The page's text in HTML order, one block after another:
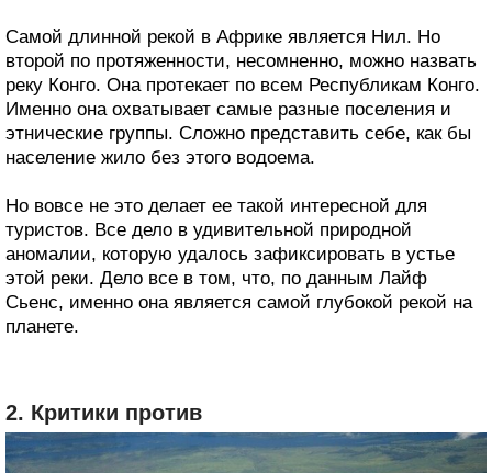
Самой длинной рекой в Африке является Нил. Но
второй по протяженности, несомненно, можно назвать
реку Конго. Она протекает по всем Республикам Конго.
Именно она охватывает самые разные поселения и
этнические группы. Сложно представить себе, как бы
население жило без этого водоема.
Но вовсе не это делает ее такой интересной для
туристов. Все дело в удивительной природной
аномалии, которую удалось зафиксировать в устье
этой реки. Дело все в том, что, по данным Лайф
Сьенс, именно она является самой глубокой рекой на
планете.
2. Критики против